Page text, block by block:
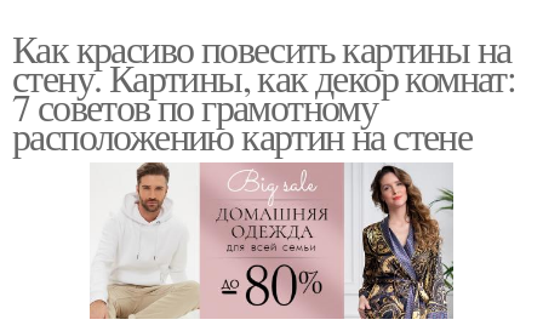
Как красиво повесить картины на
стену. Картины, как декор комнат:
7 советов по грамотному
расположению картин на стене